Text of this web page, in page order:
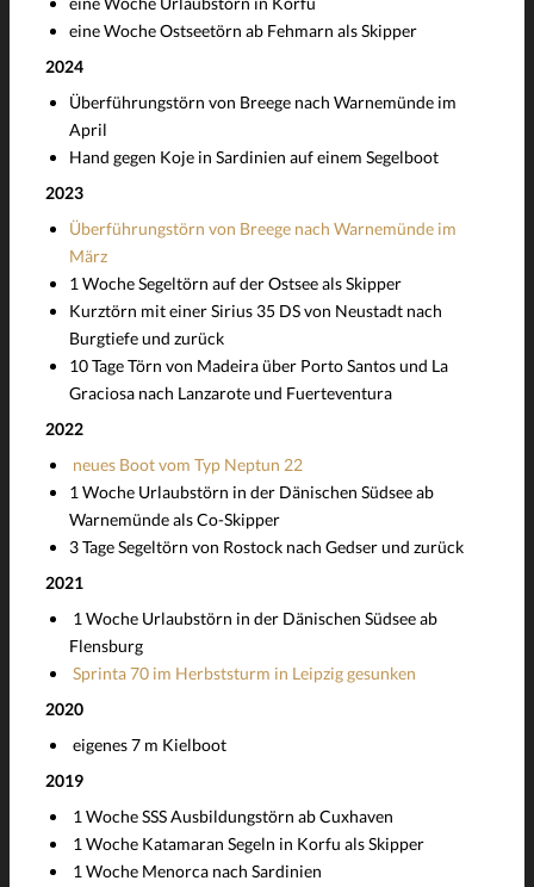
eine Woche Ostseetörn ab Fehmarn als Skipper
2024
Überführungstörn von Breege nach Warnemünde im
April
Hand gegen Koje in Sardinien auf einem Segelboot
2023
Überführungstörn von Breege nach Warnemünde im
März
1 Woche Segeltörn auf der Ostsee als Skipper
Kurztörn mit einer Sirius 35 DS von Neustadt nach
Burgtiefe und zurück
10 Tage Törn von Madeira über Porto Santos und La
Graciosa nach Lanzarote und Fuerteventura
2022
neues Boot vom Typ Neptun 22
1 Woche Urlaubstörn in der Dänischen Südsee ab
Warnemünde als Co-Skipper
3 Tage Segeltörn von Rostock nach Gedser und zurück
2021
1 Woche Urlaubstörn in der Dänischen Südsee ab
Flensburg
Sprinta 70 im Herbststurm in Leipzig gesunken
2020
eigenes 7 m Kielboot
2019
1 Woche SSS Ausbildungstörn ab Cuxhaven
1 Woche Katamaran Segeln in Korfu als Skipper
1 Woche Menorca nach Sardinien